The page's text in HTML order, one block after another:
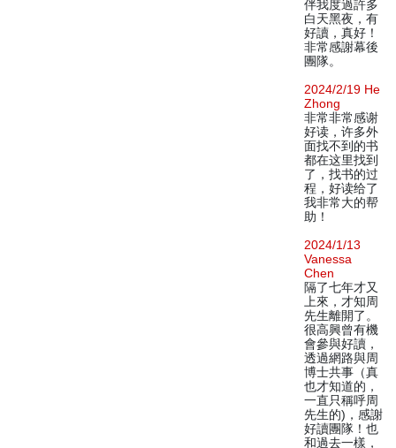
伴我度過許多
白天黑夜，有
好讀，真好！
非常感謝幕後
團隊。
2024/2/19 He
Zhong
非常非常感谢
好读，许多外
面找不到的书
都在这里找到
了，找书的过
程，好读给了
我非常大的帮
助！
2024/1/13
Vanessa
Chen
隔了七年才又
上來，才知周
先生離開了。
很高興曾有機
會參與好讀，
透過網路與周
博士共事（真
也才知道的，
一直只稱呼周
先生的)，感謝
好讀團隊！也
和過去一樣，